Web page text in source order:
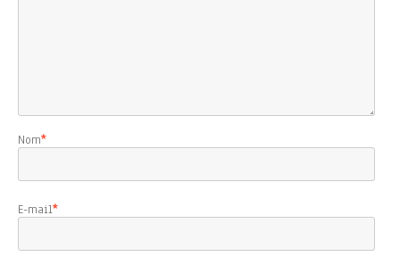
Nom*
E-mail*